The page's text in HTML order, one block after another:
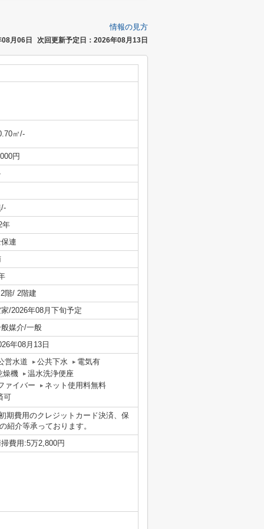
情報の見方
月06日 次回更新予定日：2026年08月13日
㎡/-
円
年
連
階/ 2階建
/2026年08月下旬予定
媒介/一般
年08月13日
営水道
公共下水
電気有
燥機
温水洗浄便座
ァイバー
ネット使用料無料
可
期費用のクレジットカード決済、保
紹介等承っております。
費用:5万2,800円